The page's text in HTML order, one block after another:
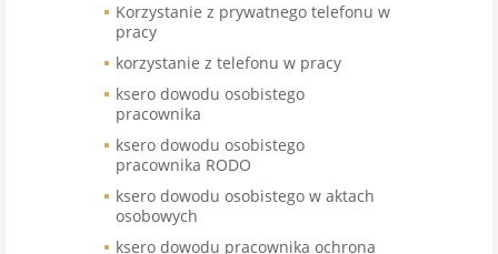
Korzystanie z prywatnego telefonu w
pracy
korzystanie z telefonu w pracy
ksero dowodu osobistego
pracownika
ksero dowodu osobistego
pracownika RODO
ksero dowodu osobistego w aktach
osobowych
ksero dowodu pracownika ochrona